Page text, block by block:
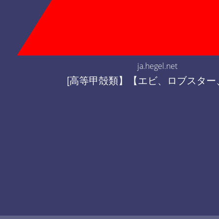
ja.hegel.net
[高等甲殻類】【エビ、ロブスタ